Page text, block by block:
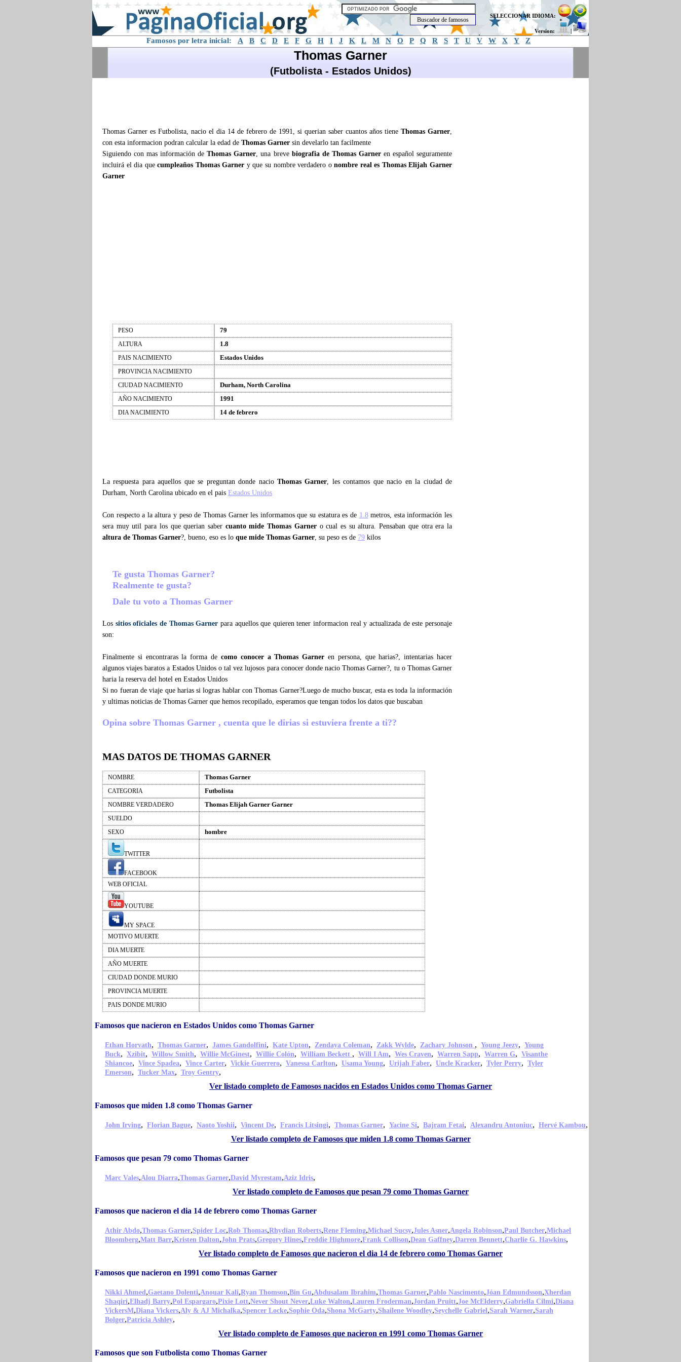
SELECCIONAR IDIOMA:
Version: |
Famosos por letra inicial: A B C D E F G H I J K L M N O P Q R S T U V W X Y Z
Thomas Garner
(Futbolista - Estados Unidos)
Thomas Garner es Futbolista, nacio el dia 14 de febrero de 1991, si querian saber cuantos años tiene Thomas Garner,
con esta informacion podran calcular la edad de Thomas Garner sin develarlo tan facilmente
Siguiendo con mas información deThomas Garner, una breve biografia de Thomas Garneren español seguramente
incluirá el dia quecumpleaños Thomas Garner y que su nombre verdadero onombre real es Thomas Elijah Garner
Garner
PESO 79
ALTURA 1.8
PAIS NACIMIENTO Estados Unidos
PROVINCIA NACIMIENTO
CIUDAD NACIMIENTO
Durham, North Carolina
AÑO NACIMIENTO 1991
DIA NACIMIENTO 14 de febrero
La respuesta para aquellos que se preguntan donde nacio Thomas Garner, les contamos que nacio en la ciudad de
Durham, North Carolina ubicado en el pais Estados Unidos
Con respecto a la altura y peso de Thomas Garner les informamos que su estatura es de 1.8metros, esta información les
sera muy util para los que querian saber cuanto mide Thomas Garnero cual es su altura. Pensaban que otra era la
altura de Thomas Garner?, bueno, eso es lo que mide Thomas Garner, su peso es de 79 kilos
Te gusta Thomas Garner?
Realmente te gusta?
Dale tu voto a Thomas Garner
Los sitios oficiales de Thomas Garner para aquellos que quieren tener informacion real y actualizada de este personaje
son:
Finalmente si encontraras la forma de como conocer a Thomas Garner en persona, que harias?, intentarias hacer
algunos viajes baratos a Estados Unidos o tal vez lujosos para conocer donde nacio Thomas Garner?, tu o Thomas Garner
haria la reserva del hotel en Estados Unidos
Si no fueran de viaje que harias si logras hablar con Thomas Garner?Luego de mucho buscar, esta es toda la información
y ultimas noticias de Thomas Garner que hemos recopilado, esperamos que tengan todos los datos que buscaban
Opina sobre Thomas Garner , cuenta que le dirias si estuviera frente a ti??
MAS DATOS DE THOMAS GARNER
NOMBRE Thomas Garner
CATEGORIA Futbolista
NOMBRE VERDADERO Thomas Elijah Garner Garner
SUELDO
SEXO
hombre
TWITTER
FACEBOOK
WEB OFICIAL
YOUTUBE
MY SPACE
MOTIVO MUERTE
DIA MUERTE
AÑO MUERTE
CIUDAD DONDE MURIO
PROVINCIA MUERTE
PAIS DONDE MURIO
Famosos que nacieron en Estados Unidos como Thomas Garner
Ethan Horvath, Thomas Garner, James Gandolfini, Kate Upton, Zendaya Coleman, Zakk Wylde, Zachary Johnson , Young Jeezy, Young
Buck, Xzibit, Willow Smith, Willie McGinest, Willie Colón, William Beckett , Will I Am, Wes Craven, Warren Sapp, Warren G, Visanthe
Shiancoe, Vince Spadea, Vince Carter, Vickie Guerrero, Vanessa Carlton, Usama Young, Urijah Faber, Uncle Kracker, Tyler Perry, Tyler
Emerson, Tucker Max, Troy Gentry,
Ver listado completo de Famosos nacidos en Estados Unidos como Thomas Garner
Famosos que miden 1.8 como Thomas Garner
John Irving, Florian Bague, Naoto Yoshii, Vincent De, Francis Litsingi, Thomas Garner, Yacine Si, Bajram Fetai, Alexandru Antoniuc, Hervé Kambou,
Ver listado completo de Famosos que miden 1.8 como Thomas Garner
Famosos que pesan 79 como Thomas Garner
Marc Vales,Alou Diarra,Thomas Garner,David Myrestam,Aziz Idris,
Ver listado completo de Famosos que pesan 79 como Thomas Garner
Famosos que nacieron el dia 14 de febrero como Thomas Garner
Athir Abdo,Thomas Garner,Spider Loc,Rob Thomas,Rhydian Roberts,Rene Fleming,Michael Sucsy,Jules Asner,Angela Robinson,Paul Butcher,Michael
Bloomberg,Matt Barr,Kristen Dalton,John Prats,Gregory Hines,Freddie Highmore,Frank Collison,Dean Gaffney,Darren Bennett,Charlie G. Hawkins,
Ver listado completo de Famosos que nacieron el dia 14 de febrero como Thomas Garner
Famosos que nacieron en 1991 como Thomas Garner
Nikki Ahmed,Gaetano Dolenti,Anouar Kali,Ryan Thomson,Bin Gu,Abdusalam Ibrahim,Thomas Garner,Pablo Nascimento,Jóan Edmundsson,Xherdan
Shaqiri,Elhadj Barry,Pol Espargaro,Pixie Lott,Never Shout Never,Luke Walton,Lauren Froderman,Jordan Pruitt,Joe McElderry,Gabriella Cilmi,Diana
VickersM,Diana Vickers,Aly & AJ Michalka,Spencer Locke,Sophie Oda,Shona McGarty,Shailene Woodley,Seychelle Gabriel,Sarah Warner,Sarah
Bolger,Patricia Ashley,
Ver listado completo de Famosos que nacieron en 1991 como Thomas Garner
Famosos que son Futbolista como Thomas Garner